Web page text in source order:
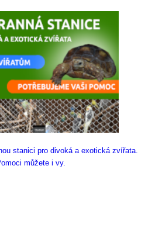
stanici pro divoká a exotická zvířata.
můžete i vy.